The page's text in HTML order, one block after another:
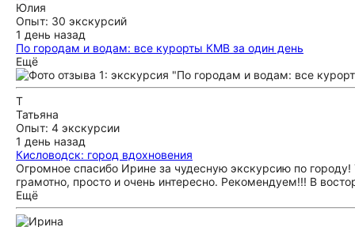
Юлия
Опыт: 30 экскурсий
1 день назад
По городам и водам: все курорты КМВ за один день
Нам повезло, что нашем гидом был Алексей: комфортное
путешествуем много, поэтому с уверенностью могу
Ещё
Т
Татьяна
Опыт: 4 экскурсии
1 день назад
Кисловодск: город вдохновения
Огромное спасибо Ирине за чудесную экскурсию по
грамотно, просто и очень интересно. Рекомендуем!!! В
Ещё